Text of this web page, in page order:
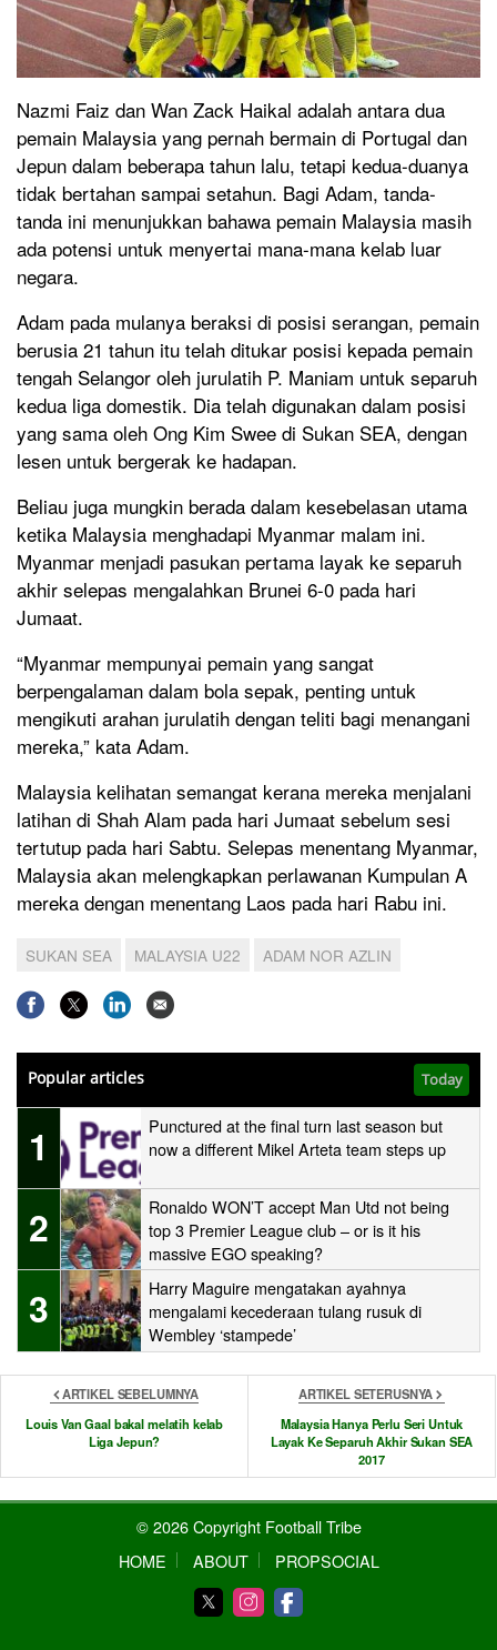
Nazmi Faiz dan Wan Zack Haikal adalah antara dua
pemain Malaysia yang pernah bermain di Portugal dan
Jepun dalam beberapa tahun lalu, tetapi kedua-duanya
tidak bertahan sampai setahun. Bagi Adam, tanda-
tanda ini menunjukkan bahawa pemain Malaysia masih
ada potensi untuk menyertai mana-mana kelab luar
negara.
Adam pada mulanya beraksi di posisi serangan, pemain
berusia 21 tahun itu telah ditukar posisi kepada pemain
tengah Selangor oleh jurulatih P. Maniam untuk separuh
kedua liga domestik. Dia telah digunakan dalam posisi
yang sama oleh Ong Kim Swee di Sukan SEA, dengan
lesen untuk bergerak ke hadapan.
Beliau juga mungkin berada dalam kesebelasan utama
ketika Malaysia menghadapi Myanmar malam ini.
Myanmar menjadi pasukan pertama layak ke separuh
akhir selepas mengalahkan Brunei 6-0 pada hari
Jumaat.
“Myanmar mempunyai pemain yang sangat
berpengalaman dalam bola sepak, penting untuk
mengikuti arahan jurulatih dengan teliti bagi menangani
mereka,” kata Adam.
Malaysia kelihatan semangat kerana mereka menjalani
latihan di Shah Alam pada hari Jumaat sebelum sesi
tertutup pada hari Sabtu. Selepas menentang Myanmar,
Malaysia akan melengkapkan perlawanan Kumpulan A
mereka dengan menentang Laos pada hari Rabu ini.
SUKAN SEA MALAYSIA U22 ADAM NOR AZLIN
Popular articles Today
1
Punctured at the final turn last season but
now a different Mikel Arteta team steps up
2
Ronaldo WON’T accept Man Utd not being
top 3 Premier League club – or is it his
massive EGO speaking?
3
Harry Maguire mengatakan ayahnya
mengalami kecederaan tulang rusuk di
Wembley ‘stampede’
ARTIKEL SEBELUMNYA
Louis Van Gaal bakal melatih kelab
Liga Jepun?
ARTIKEL SETERUSNYA
Malaysia Hanya Perlu Seri Untuk
Layak Ke Separuh Akhir Sukan SEA
2017
© 2026 Copyright Football Tribe
HOME
ABOUT PROPSOCIAL